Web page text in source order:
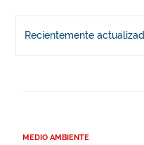
Recientemente
MEDIO AMBIENTE